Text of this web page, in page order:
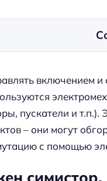
включением
пускатели и
– они могут
с помощью
симистор,